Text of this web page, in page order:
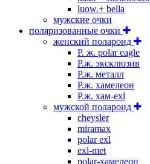
luow.+ bella
мужские очки
поляризованные очки
женский полароид
P. ж. polar eagle
P.ж. эксклюзив
Р.ж. металл
P.ж. хамелеон
Р.ж. хам-exl
мужской полароид
cheysler
miramax
polar exl
exl-met
polar-хамелеон